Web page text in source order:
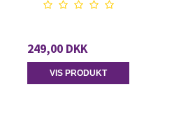
249,00 DKK
VIS PRODUKT